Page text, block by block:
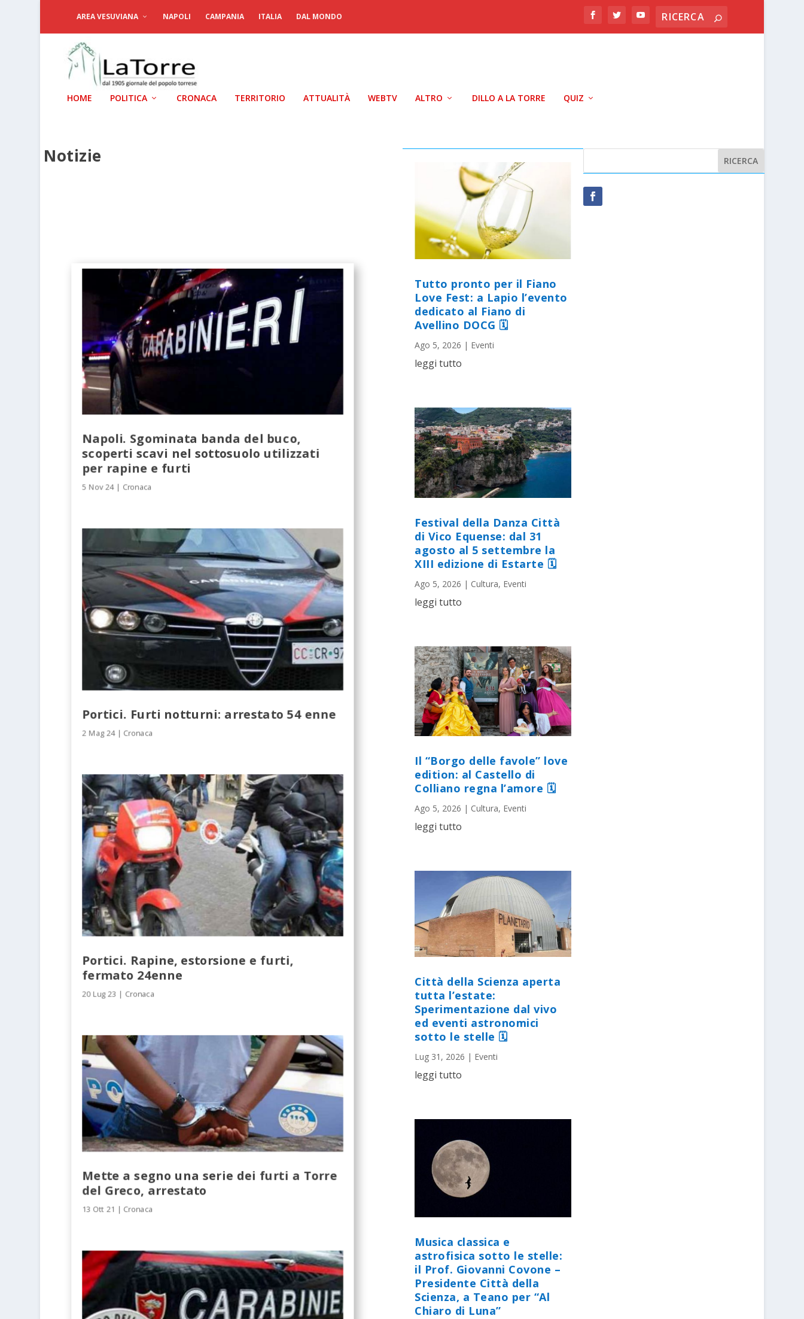
AREA VESUVIANA NAPOLI CAMPANIA ITALIA DAL MONDO
HOME POLITICA CRONACA TERRITORIO ATTUALITÀ WEBTV ALTRO DILLO A LA TORRE QUIZ
Notizie
Napoli. Sgominata banda del buco,
scoperti scavi nel sottosuolo utilizzati
per rapine e furti
5 Nov 24| Cronaca
Portici. Furti notturni: arrestato 54 enne
2 Mag 24| Cronaca
Portici. Rapine, estorsione e furti,
fermato 24enne
20 Lug 23 | Cronaca
Mette a segno una serie dei furti a Torre
del Greco, arrestato
13 Ott 21 | Cronaca
Tutto pronto per il Fiano
Love Fest: a Lapio l’evento
dedicato al Fiano di
Avellino DOCG 🗓
Ago 5, 2026 | Eventi
leggi tutto
Festival della Danza Città
di Vico Equense: dal 31
agosto al 5 settembre la
XIII edizione di Estarte 🗓
Ago 5, 2026 | Cultura, Eventi
leggi tutto
Il “Borgo delle favole” love
edition: al Castello di
Colliano regna l’amore 🗓
Ago 5, 2026 | Cultura, Eventi
leggi tutto
Città della Scienza aperta
tutta l’estate:
Sperimentazione dal vivo
ed eventi astronomici
sotto le stelle 🗓
Lug 31, 2026 | Eventi
leggi tutto
Musica classica e
astrofisica sotto le stelle:
il Prof. Giovanni Covone –
Presidente Città della
Scienza, a Teano per “Al
Chiaro di Luna”